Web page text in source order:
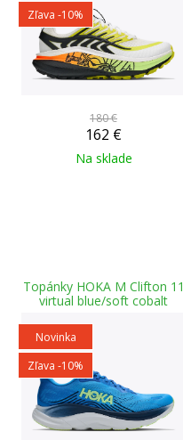
Zľava -10%
180 €
162 €
Na sklade
Topánky HOKA M Clifton 11
virtual blue/soft cobalt
Novinka
Zľava -10%